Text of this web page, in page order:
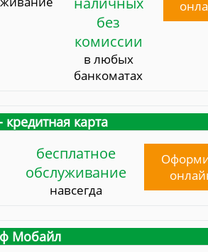
без
комиссии
в любых
банкоматах
карта
бесплатное
обслуживание
навсегда
Мобайл